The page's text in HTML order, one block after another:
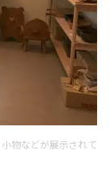
物などが展示されて